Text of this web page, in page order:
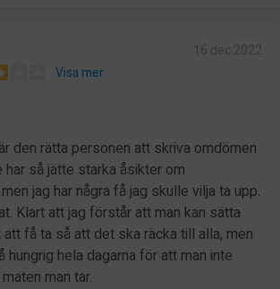
Visa mer
den rätta personen att skriva omdömen
så jätte starka åsikter om
jag har några få jag skulle vilja ta upp.
Klart att jag förstår att man kan sätta
att få ta så att det ska räcka till alla, men
hungrig hela dagarna för att man inte
man tar.